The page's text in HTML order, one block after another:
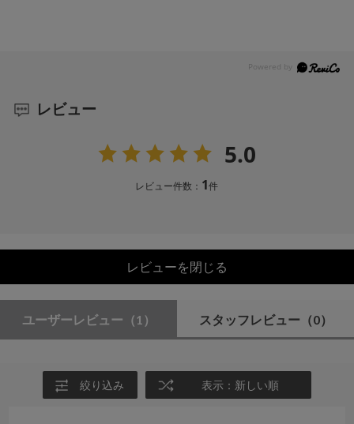
レビュー
5.0
レビュー件数： 1件
レビューを閉じる
ユーザーレビュー （1） スタッフレビュー （0）
絞り込み 表示：新しい順